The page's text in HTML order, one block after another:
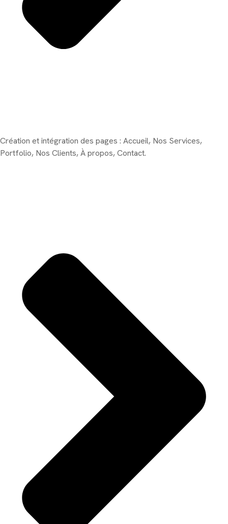
Création et intégration des pages : Accueil, Nos Services,
Portfolio, Nos Clients, À propos, Contact.